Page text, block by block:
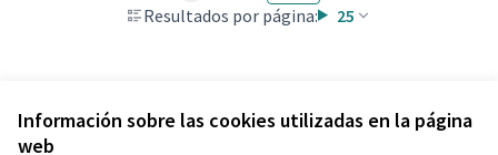
Información sobre las cookies utilizadas en la página
web
Resultados por página: 25
Ver todas las propuestas retiradas